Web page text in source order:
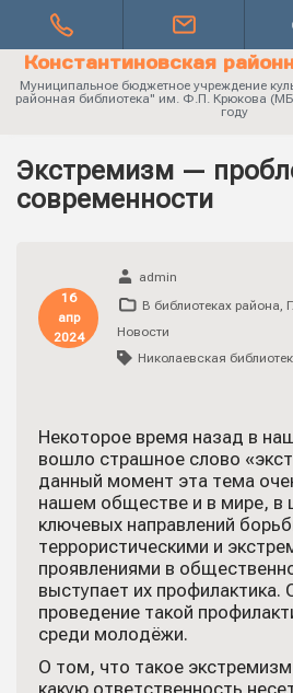
Константиновская
Муниципальное бюджетное учреждение
районная библиотека" им. Ф.П. Крюкова
году
Экстремизм —
современности
16
апр
2024
admin
В библиотеках района,
Новости
Николаевская
Некоторое время назад в
вошло страшное слово
данный момент эта тема
нашем обществе и в мире, в
ключевых направлений
террористическими и
проявлениями в
выступает их
проведение такой
среди молодёжи.
О том, что такое
какую ответственность